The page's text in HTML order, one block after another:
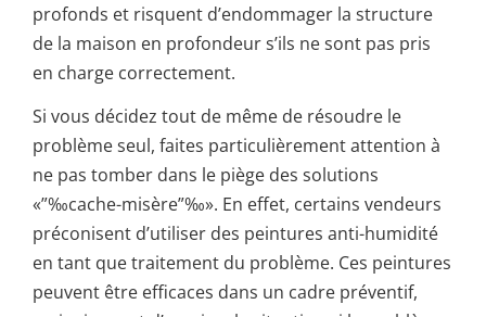
profonds et risquent d’endommager la structure
de la maison en profondeur s’ils ne sont pas pris
en charge correctement.
Si vous décidez tout de même de résoudre le
problème seul, faites particulièrement attention à
ne pas tomber dans le piège des solutions
«”‰cache-misère”‰». En effet, certains vendeurs
préconisent d’utiliser des peintures anti-humidité
en tant que traitement du problème. Ces peintures
peuvent être efficaces dans un cadre préventif,